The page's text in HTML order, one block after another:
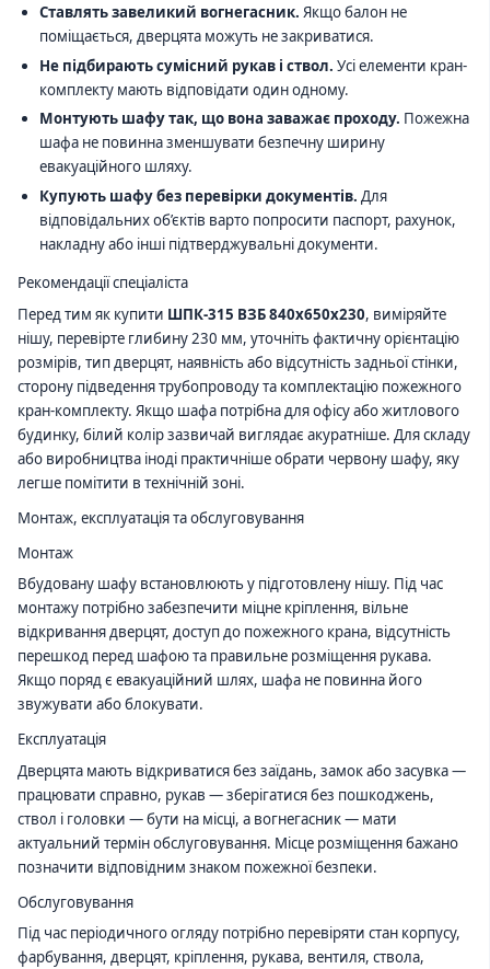
Ставлять завеликий вогнегасник. Якщо балон не
поміщається, дверцята можуть не закриватися.
Не підбирають сумісний рукав і ствол. Усі елементи кран-
комплекту мають відповідати один одному.
Монтують шафу так, що вона заважає проходу. Пожежна
шафа не повинна зменшувати безпечну ширину
евакуаційного шляху.
Купують шафу без перевірки документів. Для
відповідальних об’єктів варто попросити паспорт, рахунок,
накладну або інші підтверджувальні документи.
Рекомендації спеціаліста
Перед тим як купити ШПК-315 ВЗБ 840х650х230, виміряйте
нішу, перевірте глибину 230 мм, уточніть фактичну орієнтацію
розмірів, тип дверцят, наявність або відсутність задньої стінки,
сторону підведення трубопроводу та комплектацію пожежного
кран-комплекту. Якщо шафа потрібна для офісу або житлового
будинку, білий колір зазвичай виглядає акуратніше. Для складу
або виробництва іноді практичніше обрати червону шафу, яку
легше помітити в технічній зоні.
Монтаж, експлуатація та обслуговування
Монтаж
Вбудовану шафу встановлюють у підготовлену нішу. Під час
монтажу потрібно забезпечити міцне кріплення, вільне
відкривання дверцят, доступ до пожежного крана, відсутність
перешкод перед шафою та правильне розміщення рукава.
Якщо поряд є евакуаційний шлях, шафа не повинна його
звужувати або блокувати.
Експлуатація
Дверцята мають відкриватися без заїдань, замок або засувка —
працювати справно, рукав — зберігатися без пошкоджень,
ствол і головки — бути на місці, а вогнегасник — мати
актуальний термін обслуговування. Місце розміщення бажано
позначити відповідним знаком пожежної безпеки.
Обслуговування
Під час періодичного огляду потрібно перевіряти стан корпусу,
фарбування, дверцят, кріплення, рукава, вентиля, ствола,